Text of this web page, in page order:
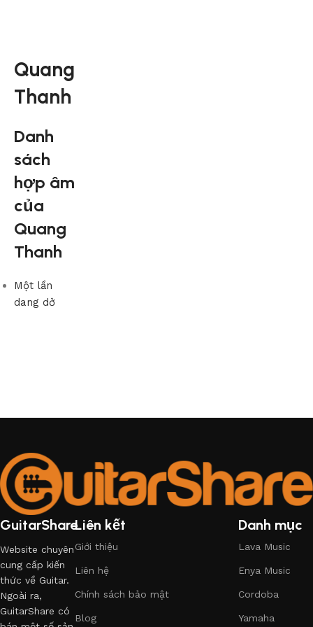
Quang
Thanh
Danh
sách
hợp âm
của
Quang
Thanh
Một lần
dang dở
GuitarShare
Website chuyên
cung cấp kiến
thức về Guitar.
Ngoài ra,
GuitarShare có
Liên kết
Giới thiệu
Liên hệ
Chính sách bảo mật
Blog
Danh mục
Lava Music
Enya Music
Cordoba
Yamaha